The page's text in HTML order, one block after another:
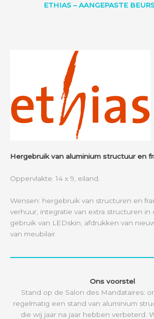
ETHIAS – AANGEPASTE
Hergebruik van aluminium structuur en
Oppervlakte: 14 x 9, eiland.
Wensen: hergebruik van structuren en
verhuur, integratie van extra structuren in
gebruik van LEDskin, afdrukken van
van meubilair.
Ons voorstel
Stand op de Salon des Mandataires:
regelmatig een stand van aluminium
die wij jaar na jaar hebben verbeterd.